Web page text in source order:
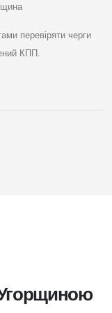
перевіряти черги
КПП.
Угорщиною